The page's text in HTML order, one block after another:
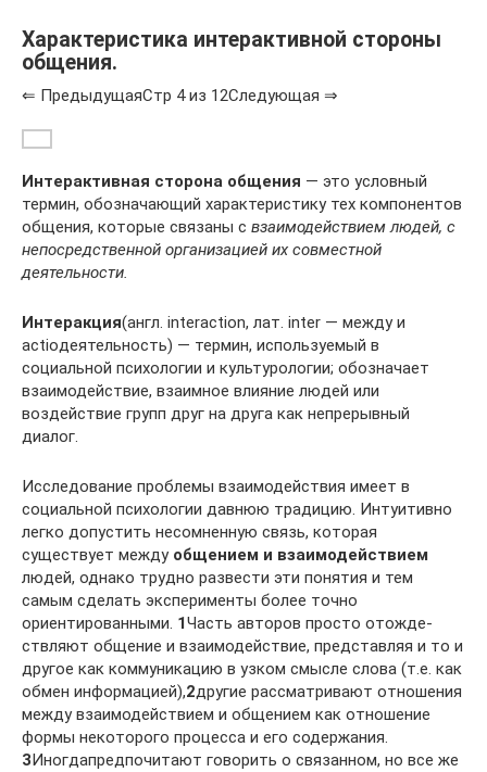
Характеристика интерактивной стороны
общения.
⇐ ПредыдущаяСтр 4 из 12Следующая ⇒
Интерактивная сторона общения — это условный
термин, обозначающий ха­рактеристику тех компонентов
общения, которые связаны с взаимодействием людей, с
непосредственной организацией их совместной
деятельности.
Интеракция(англ. interaction, лат. inter — между и
actioдеятельность) — термин, используемый в
социальной психологии и культурологии; обозначает
взаимодействие, взаимное влияние людей или
воздействие групп друг на друга как непрерывный
диалог.
Исследование про­блемы взаимодействия имеет в
социальной психологии давнюю традицию. Интуитивно
легко допустить несомненную связь, кото­рая
существует между общением и взаимодействием
людей, одна­ко трудно развести эти понятия и тем
самым сделать эксперимен­ты более точно
ориентированными. 1Часть авторов просто отожде­
ствляют общение и взаимодействие, представляя и то и
другое как коммуникацию в узком смысле слова (т.е. как
обмен инфор­мацией),2другие рассматривают отношения
между взаимодействи­ем и общением как отношение
формы некоторого процесса и его содержания.
3Иногдапредпочитают говорить о связанном, но все же